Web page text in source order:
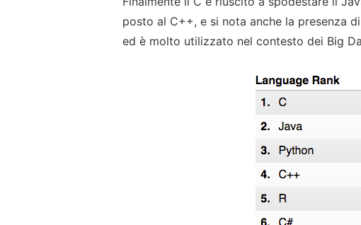
posto al C++, e si nota anche la presenza
ed è molto utilizzato nel contesto dei Big